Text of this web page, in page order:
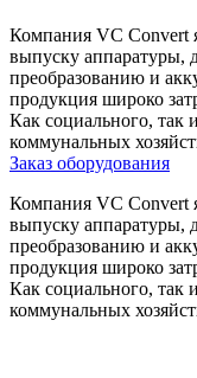
Компания VC Convert
выпуску аппаратуры,
преобразованию и
продукция широко
Как социального,
коммунальных
Заказ оборудования
Компания VC Convert
выпуску аппаратуры,
преобразованию и
продукция широко
Как социального,
коммунальных